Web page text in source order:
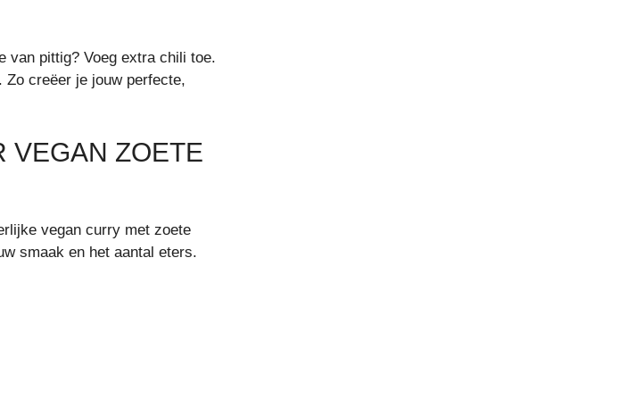
van pittig? Voeg extra chili toe.
Zo creëer je jouw perfecte,
VEGAN ZOETE
vegan curry met zoete
smaak en het aantal eters.